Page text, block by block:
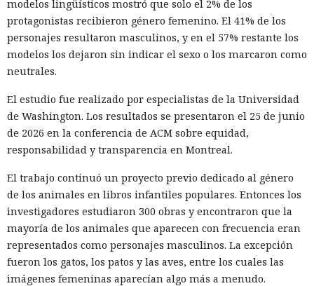
pena máxima es de hasta 32 años de prisión.
Muka y sus cómplices utilizaron credenciales robadas para
acceder a cuentas de Snowflake y robaron información de al
menos 165 empresas. Entre las afectadas se encuentran
Santander, LendingTree y uno de los distritos escolares más
grandes de Estados Unidos.
La magnitud de las filtraciones fue enorme: en el caso de
de 100 millones de abonados, y el hackeo a Ticketmaster
afectó a alrededor de 560 millones de usuarios.
Según la investigación, los hackeos ocurrieron entre febrero
y octubre de 2024. Los atacantes accedieron a cuentas
bancarias, información financiera, números de registro de
la Administración para el Control de Drogas, licencias de
modelos lingüísticos mostró que solo el 2% de los
protagonistas recibieron género femenino. El 41% de los
personajes resultaron masculinos, y en el 57% restante los
modelos los dejaron sin indicar el sexo o los marcaron como
neutrales.
El estudio fue realizado por especialistas de la Universidad
de Washington. Los resultados se presentaron el 25 de junio
de 2026 en la conferencia de ACM sobre equidad,
responsabilidad y transparencia en Montreal.
El trabajo continuó un proyecto previo dedicado al género
de los animales en libros infantiles populares. Entonces los
investigadores estudiaron 300 obras y encontraron que la
mayoría de los animales que aparecen con frecuencia eran
representados como personajes masculinos. La excepción
fueron los gatos, los patos y las aves, entre los cuales las
imágenes femeninas aparecían algo más a menudo.